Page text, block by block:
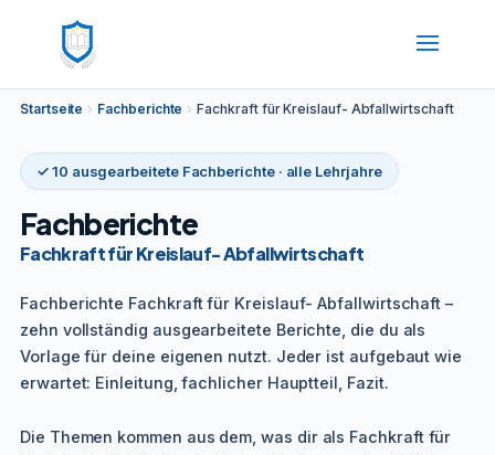
Startseite › Fachberichte › Fachkraft für Kreislauf- Abfallwirtschaft
✓ 10 ausgearbeitete Fachberichte · alle Lehrjahre
Fachberichte
Fachkraft für Kreislauf- Abfallwirtschaft
Fachberichte Fachkraft für Kreislauf- Abfallwirtschaft –
zehn vollständig ausgearbeitete Berichte, die du als
Vorlage für deine eigenen nutzt. Jeder ist aufgebaut wie
erwartet: Einleitung, fachlicher Hauptteil, Fazit.
Die Themen kommen aus dem, was dir als Fachkraft für